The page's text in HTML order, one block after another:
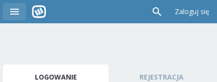
Zaloguj się
LOGOWANIE REJESTRACJA